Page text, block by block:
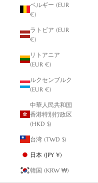
ベルギー (EUR
€)
ラトビア (EUR
€)
リトアニア
(EUR €)
ルクセンブルク
(EUR €)
中華人民共和国
香港特別行政区
(HKD $)
台湾 (TWD $)
日本 (JPY ¥)
韓国 (KRW ₩)